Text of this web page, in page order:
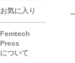
お気に入り
Femtech
Press
について